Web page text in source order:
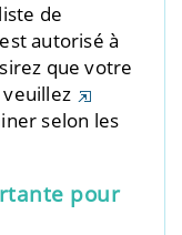
de
autorisé à
que votre
selon les
pour